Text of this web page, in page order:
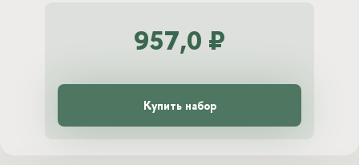
957,0 ₽
Купить набор